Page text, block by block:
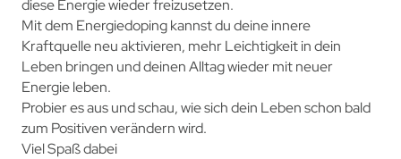
diese Energie wieder freizusetzen.
Mit dem Energiedoping kannst du deine innere
Kraftquelle neu aktivieren, mehr Leichtigkeit in dein
Leben bringen und deinen Alltag wieder mit neuer
Energie leben.
Probier es aus und schau, wie sich dein Leben schon bald
zum Positiven verändern wird.
Viel Spaß dabei